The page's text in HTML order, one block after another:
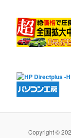
Copyright ©